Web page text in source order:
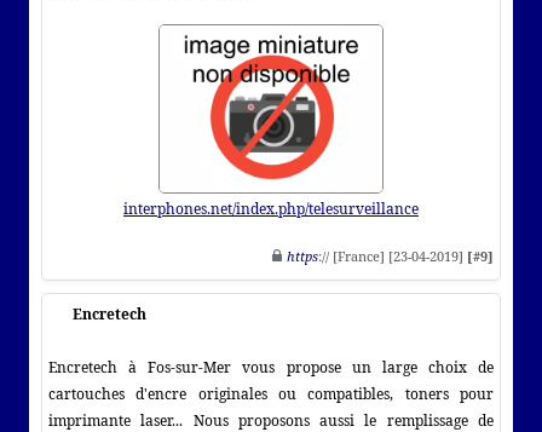
interphones.net/index.php/telesurveillance
https:// [France] [23-04-2019] [#9]
Encretech
Encretech à Fos-sur-Mer vous propose un large choix de
cartouches d'encre originales ou compatibles, toners pour
imprimante laser... Nous proposons aussi le remplissage de